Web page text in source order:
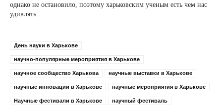
однако не остановило, поэтому харьковским ученым есть чем нас
удивлять.
День науки в Харькове
научно-популярные мероприятия в Харькове
научное сообщество Харькова научные выставки в Харькове
научные инновации в Харькове научные мероприятия в Харькове
Научные фестивали в Харькове научный фестиваль